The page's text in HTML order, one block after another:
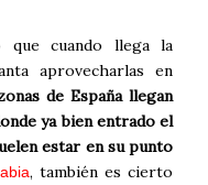
que cuando llega la
aprovecharlas en
de España llegan
ya bien entrado el
estar en su punto
, también es cierto